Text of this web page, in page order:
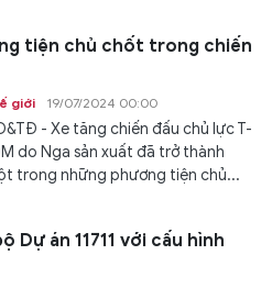
tiện chủ chốt trong chiến
giới 19/07/2024 00:00
- Xe tăng chiến đấu chủ lực T-
do Nga sản xuất đã trở thành
trong những phương tiện chủ...
án 11711 với cấu hình